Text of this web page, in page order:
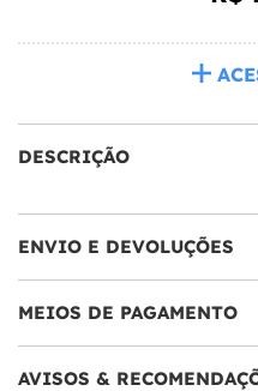
DESCRIÇÃO
ENVIO E DEVOLUÇÕES
MEIOS DE PAGAMENTO
AVISOS &